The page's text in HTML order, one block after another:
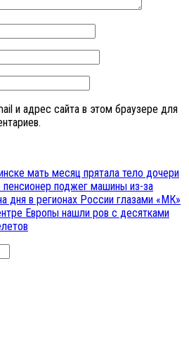
и адрес сайта в этом браузере для
мать месяц прятала тело дочери
пенсионер поджег машины из-за
дня в регионах России глазами «МК»
Европы нашли ров с десятками